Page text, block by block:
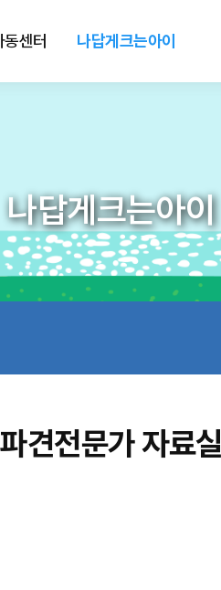
센터 나답게크는아이
나답게크는아이
파견전문가 자료실